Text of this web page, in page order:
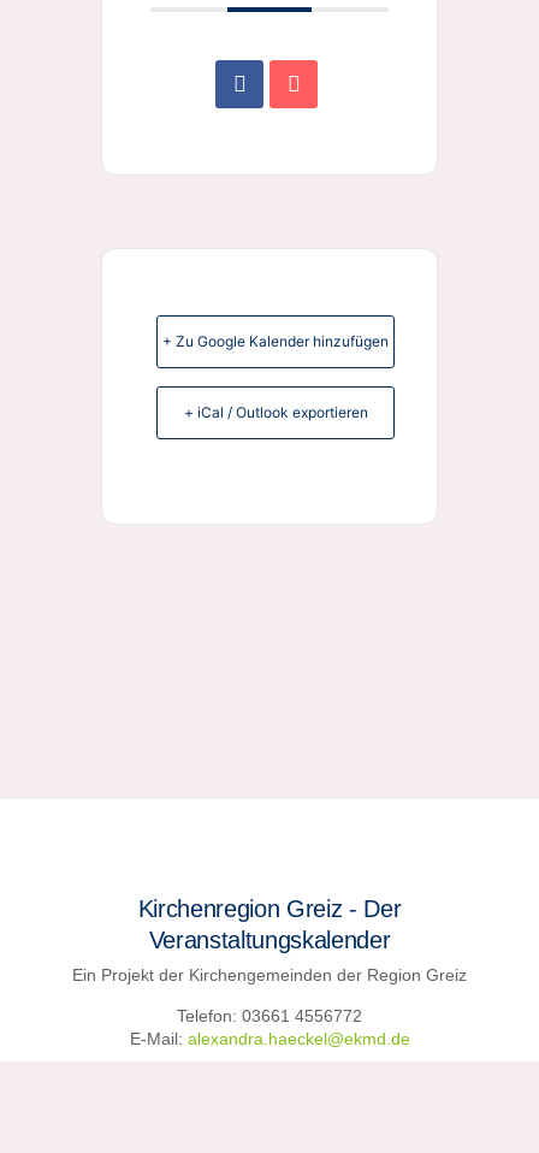
+ Zu Google Kalender hinzufügen
+ iCal / Outlook exportieren
Kirchenregion Greiz - Der
Veranstaltungskalender
Ein Projekt der Kirchengemeinden der Region Greiz
Telefon: 03661 4556772
E-Mail: alexandra.haeckel@ekmd.de